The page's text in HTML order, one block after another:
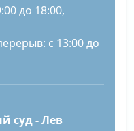
до 18:00,
с 13:00 до
суд - Лев